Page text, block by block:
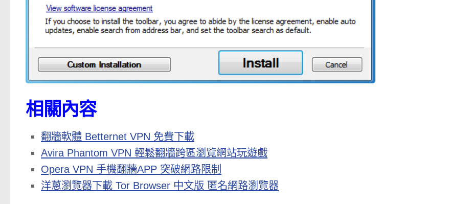
相關內容
翻牆軟體 Betternet VPN 免費下載
Avira Phantom VPN 輕鬆翻牆跨區瀏覽網站玩遊戲
Opera VPN 手機翻牆APP 突破網路限制
洋蔥瀏覽器下載 Tor Browser 中文版 匿名網路瀏覽器